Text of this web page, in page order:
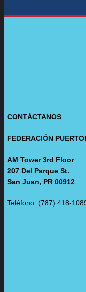
CONTÁCTANOS
FEDERACIÓN
AM Tower 3rd Floor
207 Del Parque St.
San Juan, PR 00912
Teléfono: (787) 418-